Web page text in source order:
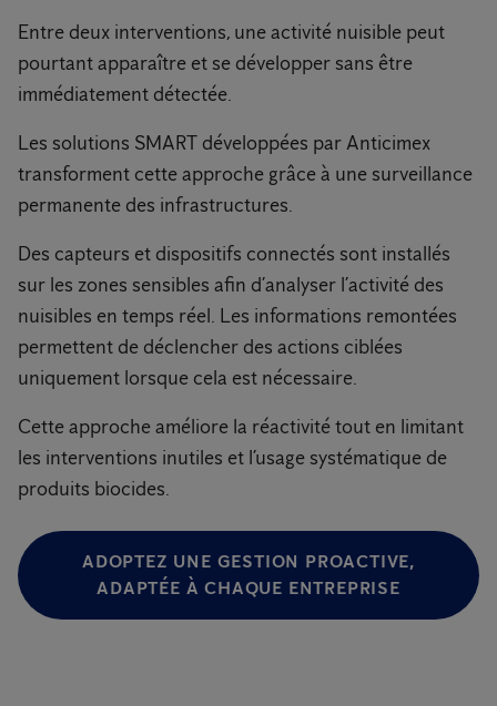
Entre deux interventions, une activité nuisible peut
pourtant apparaître et se développer sans être
immédiatement détectée.
Les solutions SMART développées par Anticimex
transforment cette approche grâce à une surveillance
permanente des infrastructures.
Des capteurs et dispositifs connectés sont installés
sur les zones sensibles afin d’analyser l’activité des
nuisibles en temps réel. Les informations remontées
permettent de déclencher des actions ciblées
uniquement lorsque cela est nécessaire.
Cette approche améliore la réactivité tout en limitant
les interventions inutiles et l’usage systématique de
produits biocides.
ADOPTEZ UNE GESTION PROACTIVE,
ADAPTÉE À CHAQUE ENTREPRISE